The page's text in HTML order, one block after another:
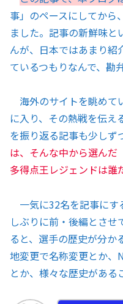
事」のペースにしてから
ました。記事の新鮮味
んが、日本ではあまり紹
ているつもりなんで、勘
海外のサイトを眺めて
に入り、その熱戦を伝え
を振り返る記事も少しず
は、そんな中から選んだ
多得点王レジェンドは誰
一気に32名を記事にす
しぶりに前・後編とさせ
ると、選手の歴史が分か
地変更で名称変更とか、
とか、様々な歴史がある